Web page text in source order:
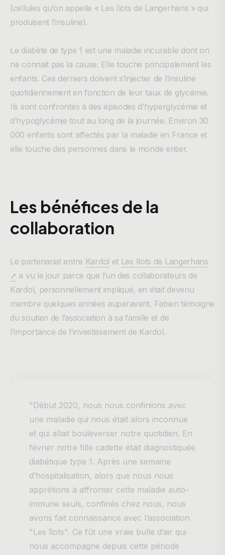
(cellules qu’on appelle « Les Ilots de Langerhans » qui
produisent l’insuline).
Le diabète de type 1 est une maladie incurable dont on
ne connait pas la cause. Elle touche principalement les
enfants. Ces derniers doivent s’injecter de l’insuline
quotidiennement en fonction de leur taux de glycémie.
Ils sont confrontés à des épisodes d’hyperglycémie et
d’hypoglycémie tout au long de la journée. Environ 30
000 enfants sont affectés par la maladie en France et
elle touche des personnes dans le monde entier.
Les bénéfices de la
collaboration
Le partenariat entre Kardol et Les Ilots de Langerhans
➚ a vu le jour parce que l’un des collaborateurs de
Kardol, personnellement impliqué, en était devenu
membre quelques années auparavant. Fabien témoigne
du soutien de l’association à sa famille et de
l’importance de l’investissement de Kardol.
"Début 2020, nous nous confinions avec
une maladie qui nous était alors inconnue
et qui allait bouleverser notre quotidien. En
février notre fille cadette était diagnostiquée
diabétique type 1. Après une semaine
d’hospitalisation, alors que nous nous
apprêtions à affronter cette maladie auto-
immune seuls, confinés chez nous, nous
avons fait connaissance avec l’association
"Les îlots". Ce fût une vraie bulle d’air qui
nous accompagne depuis cette période